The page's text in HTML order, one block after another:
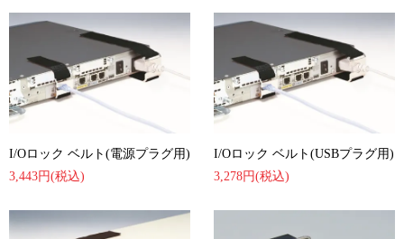
I/Oロック ベルト(電源プラグ用)
3,443円(税込)
I/Oロック ベルト(USBプラグ用)
3,278円(税込)